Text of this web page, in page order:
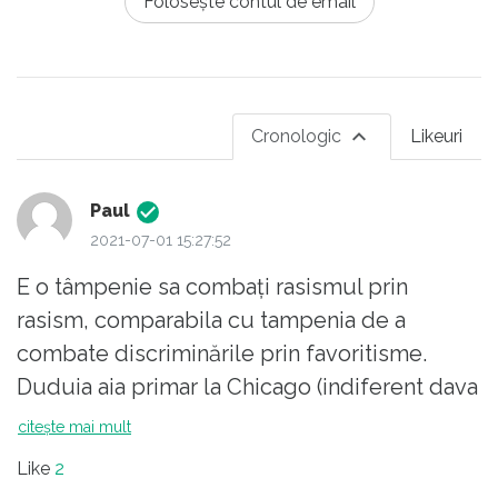
Likeuri
Cronologic
Paul
2021-07-01 15:27:52
E o tâmpenie sa combați rasismul prin
rasism, comparabila cu tampenia de a
combate discriminările prin favoritisme.
Duduia aia primar la Chicago (indiferent dava
e de culoare sau incoloră si indiferent dacă
citește mai mult
Like 2